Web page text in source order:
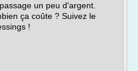
un peu d'argent.
ça coûte ? Suivez le
!